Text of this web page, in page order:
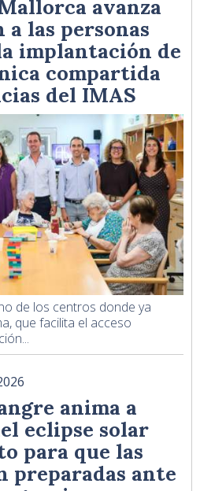
avanza
las personas
implantación de
compartida
del IMAS
de los centros donde ya
que facilita el acceso
anima a
eclipse solar
para que las
preparadas ante